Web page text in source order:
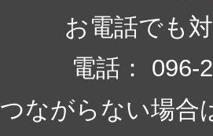
お電話でも
電話： 096-
つながらない場合